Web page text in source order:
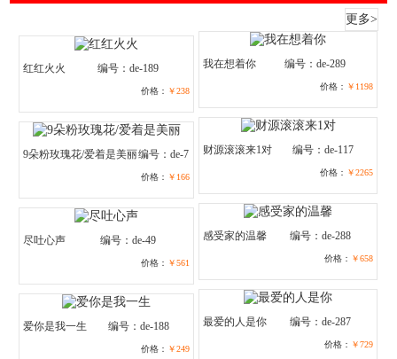
更多>
红红火火 编号：de-189
价格： ￥238
我在想着你 编号：de-289
价格： ￥1198
9朵粉玫瑰花/爱着是美丽编号：de-7
价格： ￥166
财源滚滚来1对 编号：de-117
价格： ￥2265
尽吐心声 编号：de-49
价格： ￥561
感受家的温馨 编号：de-288
价格： ￥658
爱你是我一生 编号：de-188
价格： ￥249
最爱的人是你 编号：de-287
价格： ￥729